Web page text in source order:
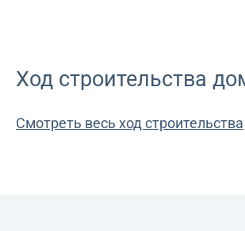
Ход строительства
Смотреть весь ход строительства